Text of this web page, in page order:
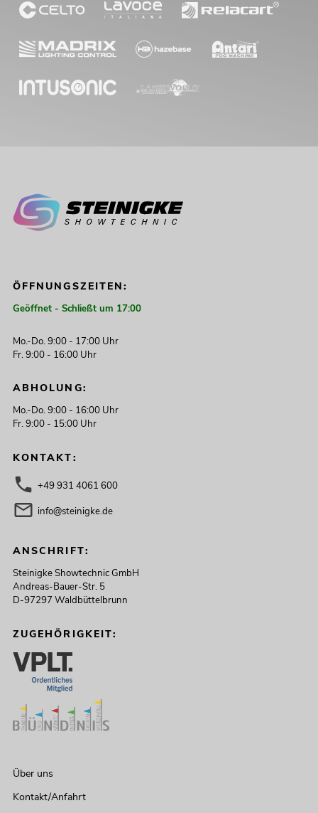
Bestand reicht ca. 11 Wo.
Installationslautsprecher 100V schwarz
No. 11036956
Bestand reicht ca. 2 Wo.
349,00€
ÖFFNUNGSZEITEN:
Geöffnet - Schließt um 17:00
Mo.-Do. 9:00 - 17:00 Uhr
Fr. 9:00 - 16:00 Uhr
ABHOLUNG:
Mo.-Do. 9:00 - 16:00 Uhr
Fr. 9:00 - 15:00 Uhr
KONTAKT:
+49 931 4061 600
info@steinigke.de
ANSCHRIFT:
Steinigke Showtechnic GmbH
Andreas-Bauer-Str. 5
D-97297 Waldbüttelbrunn
ZUGEHÖRIGKEIT:
Über uns
Kontakt/Anfahrt